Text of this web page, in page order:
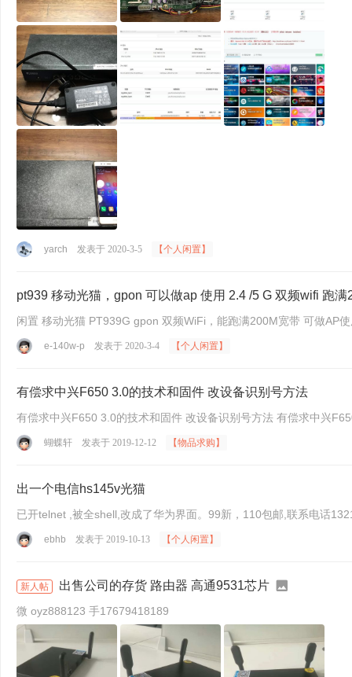
yarch 发表于 2020-3-5 【个人闲置】
pt939 移动光猫，gpon 可以做ap 使用 2.4 /5 G 双频wifi 跑满
闲置 移动光猫 PT939G gpon 双频WiFi，能跑满200M宽带 可做AP
e-140w-p 发表于 2020-3-4 【个人闲置】
有偿求中兴F650 3.0的技术和固件 改设备识别号方法
蝴蝶轩 发表于 2019-12-12 【物品求购】
出一个电信hs145v光猫
已开telnet ,被全shell,改成了华为界面。99新，110包邮,联系电话
ebhb 发表于 2019-10-13 【个人闲置】
新人帖 出售公司的存货 路由器 高通9531芯片
微 oyz888123 手17679418189